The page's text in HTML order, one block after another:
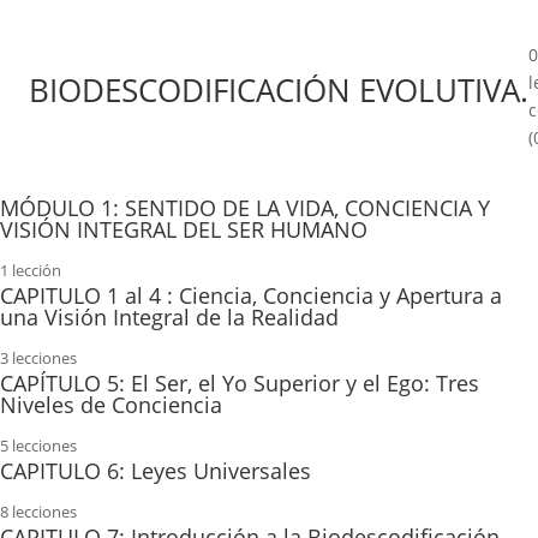
BIODESCODIFICACIÓN EVOLUTIVA.
MÓDULO 1: SENTIDO DE LA VIDA, CONCIENCIA Y
VISIÓN INTEGRAL DEL SER HUMANO
Material Teórico 1.
1 lección
CAPITULO 1 al 4 : Ciencia, Conciencia y Apertura a
una Visión Integral de la Realidad
Parte 1: Ciencia, Conciencia y Apertura a una Visión Integral
de la Realidad
Parte 2: Sentido de la Vida_ Vacío Existencial
3 lecciones
CAPÍTULO 5: El Ser, el Yo Superior y el Ego: Tres
Niveles de Conciencia
Parte 1: El Ser, el Yo Superior y el Ego: Tres Niveles de
Conciencia
5 lecciones
CAPITULO 6: Leyes Universales
Ley del Mentalismo
8 lecciones